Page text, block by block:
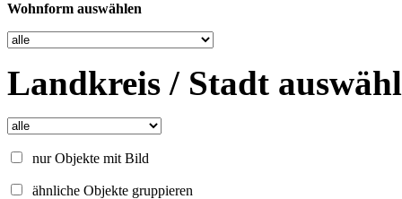
Wohnform auswählen
Landkreis / Stadt
nur Objekte mit Bild
ähnliche Objekte gruppieren